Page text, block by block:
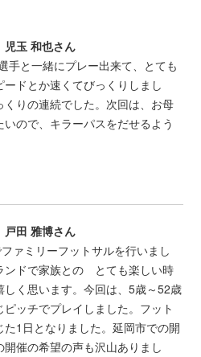
児玉 和也さん
手と一緒にプレー出来て、とても
ドとか速くてびっくりしまし
りの連続でした。次回は、お母
ので、キラーパスをだせるよう
戸田 雅博さん
ァミリーフットサルを行いまし
ンドで家族との とても楽しい時
く思います。今回は、5歳～52歳
ッチでプレイしました。フット
1日となりました。延岡市での開
催の希望の声も沢山ありまし